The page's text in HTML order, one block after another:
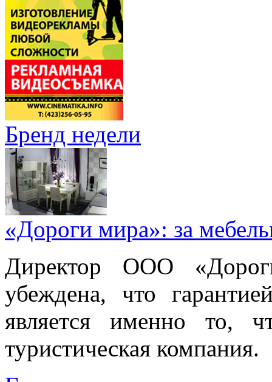
Бренд недели
«Дороги мира»: за
Директор ООО
убеждена, что
является именно то,
туристическая компания.